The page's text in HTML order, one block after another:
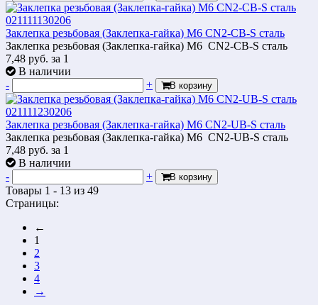
Заклепка резьбовая (Заклепка-гайка) М6 CN2-СB-S сталь
Заклепка резьбовая (Заклепка-гайка) М6 CN2-СB-S сталь
7,48 руб. за 1
В наличии
-
+ В корзину
Заклепка резьбовая (Заклепка-гайка) М6 CN2-UB-S сталь
Заклепка резьбовая (Заклепка-гайка) М6 CN2-UB-S сталь
7,48 руб. за 1
В наличии
-
+ В корзину
Товары 1 - 13 из 49
Страницы:
←
1
2
3
4
→